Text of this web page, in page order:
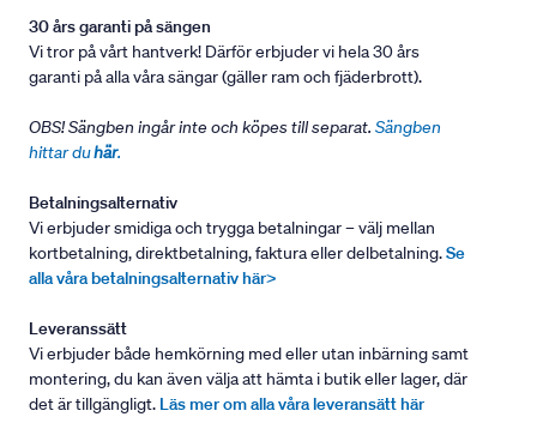
30 års garanti på sängen
Vi tror på vårt hantverk! Därför erbjuder vi hela 30 års
garanti på alla våra sängar (gäller ram och fjäderbrott).
OBS! Sängben ingår inte och köpes till separat. Sängben
hittar duhär.
Betalningsalternativ
Vi erbjuder smidiga och trygga betalningar – välj mellan
kortbetalning, direktbetalning, faktura eller delbetalning.Se
alla våra betalningsalternativ här>
Leveranssätt
Vi erbjuder både hemkörning med eller utan inbärning samt
montering, du kan även välja att hämta i butik eller lager, där
det är tillgängligt. Läs mer om alla våra leveransätt här